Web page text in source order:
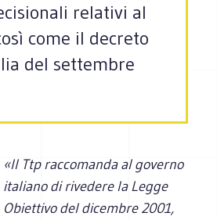
relativi al
come il decreto
del settembre
«Il Ttp raccomanda al governo
italiano di rivedere la Legge
Obiettivo del dicembre 2001,